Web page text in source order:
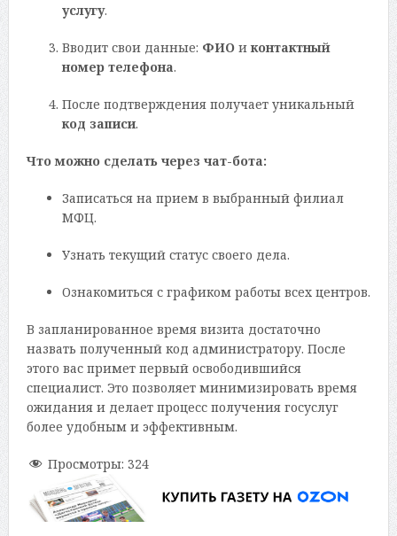
услугу.
Вводит свои данные: ФИОи контактный
номер телефона.
После подтверждения получает уникальный
код записи.
Что можно сделать через чат-бота:
Записаться на прием в выбранный филиал
МФЦ.
Узнать текущий статус своего дела.
Ознакомиться с графиком работы всех центров.
В запланированное время визита достаточно
назвать полученный код администратору. После
этого вас примет первый освободившийся
специалист. Это позволяет минимизировать время
ожидания и делает процесс получения госуслуг
более удобным и эффективным.
Просмотры: 324